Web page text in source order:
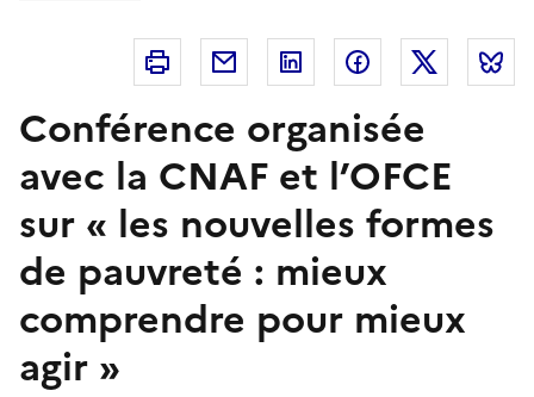
Imprimer Courriel Linkedin FacebookTwitter
Conférence organisée
avec la CNAF et l’OFCE
sur « les nouvelles formes
de pauvreté : mieux
comprendre pour mieux
agir »